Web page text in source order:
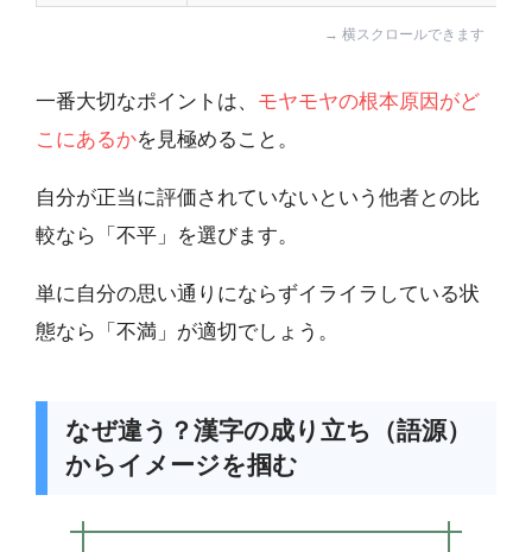
一番大切なポイントは、 モヤモヤの根本原因がど
こにあるかを見極めること。
自分が正当に評価されていないという他者との比
較なら「不平」を選びます。
単に自分の思い通りにならずイライラしている状
態なら「不満」が適切でしょう。
なぜ違う？漢字の成り立ち（語源）
からイメージを掴む